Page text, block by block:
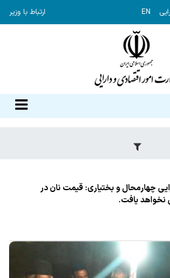
EN ارتباط با وزیر
چهارمحال و بختیاری: قیمت نان در
نخواهد یافت.